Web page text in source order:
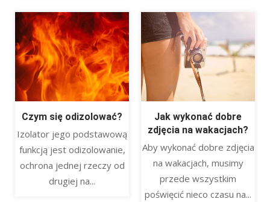
Czym się odizolować?
Izolator jego podstawową
funkcją jest odizolowanie,
ochrona jednej rzeczy od
drugiej na...
Jak wykonać dobre
zdjęcia na wakacjach?
Aby wykonać dobre zdjęcia
na wakacjach, musimy
przede wszystkim
poświęcić nieco czasu na...